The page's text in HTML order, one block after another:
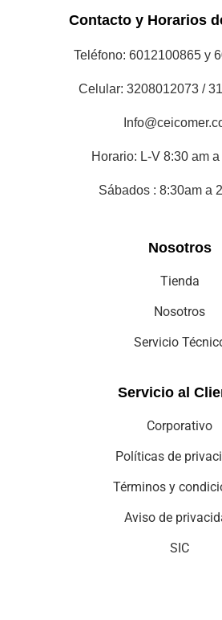
Contacto y Horarios
Teléfono: 6012100865 y
Celular: 3208012073 /
Horario: L-V 8:30 am
Sábados : 8:30am a
Nosotros
Tienda
Nosotros
Servicio
Servicio al
Corporativo
Políticas de
Términos y
Aviso de
SIC